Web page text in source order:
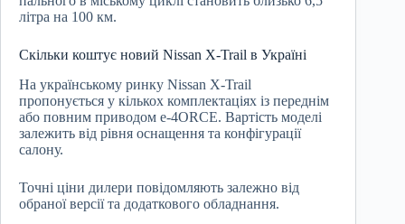
літра на 100 км.
Скільки коштує новий Nissan X-Trail в Україні
На українському ринку Nissan X-Trail
пропонується у кількох комплектаціях із переднім
або повним приводом e-4ORCE. Вартість моделі
залежить від рівня оснащення та конфігурації
салону.
Точні ціни дилери повідомляють залежно від
обраної версії та додаткового обладнання.